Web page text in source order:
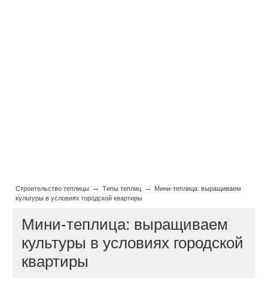
Строительство теплицы →Типы теплиц →
Мини-теплица: выращиваем
культуры в условиях городской квартиры
Мини-теплица: выращиваем
культуры в условиях городской
квартиры